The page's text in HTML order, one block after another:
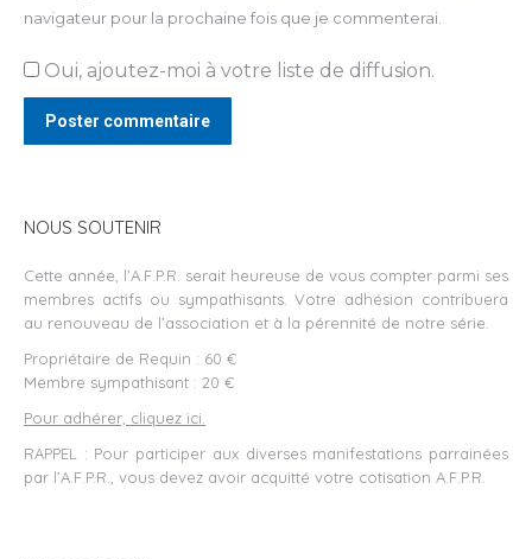
navigateur pour la prochaine fois que je commenterai.
Oui, ajoutez-moi à votre liste de diffusion.
Poster commentaire
NOUS SOUTENIR
Cette année, l’A.F.P.R. serait heureuse de vous compter parmi ses
membres actifs ou sympathisants. Votre adhésion contribuera
au renouveau de l’association et à la pérennité de notre série.
Propriétaire de Requin : 60 €
Membre sympathisant : 20 €
Pour adhérer, cliquez ici.
RAPPEL : Pour participer aux diverses manifestations parrainées
par l’A.F.P.R., vous devez avoir acquitté votre cotisation A.F.P.R.